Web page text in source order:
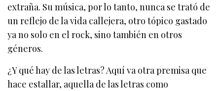
extraña. Su música, por lo tanto, nunca se trató de
un reflejo de la vida callejera, otro tópico gastado
ya no solo en el rock, sino también en otros
géneros.
¿Y qué hay de las letras? Aquí va otra premisa que
hace estallar, aquella de las letras como